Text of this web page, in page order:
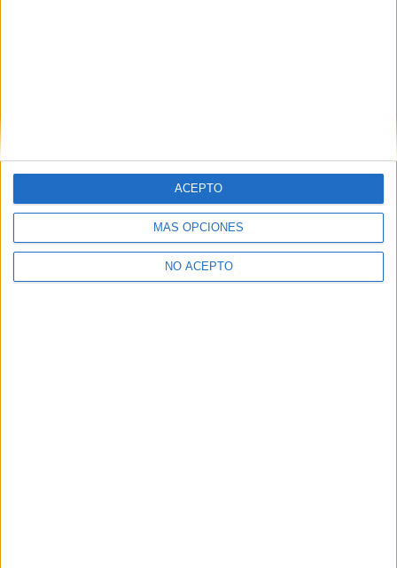
MÁS OPCIONES
NO ACEPTO
ACEPTO